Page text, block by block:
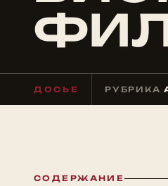
ДОСЬЕ РУБРИКА
СОДЕРЖАНИЕ